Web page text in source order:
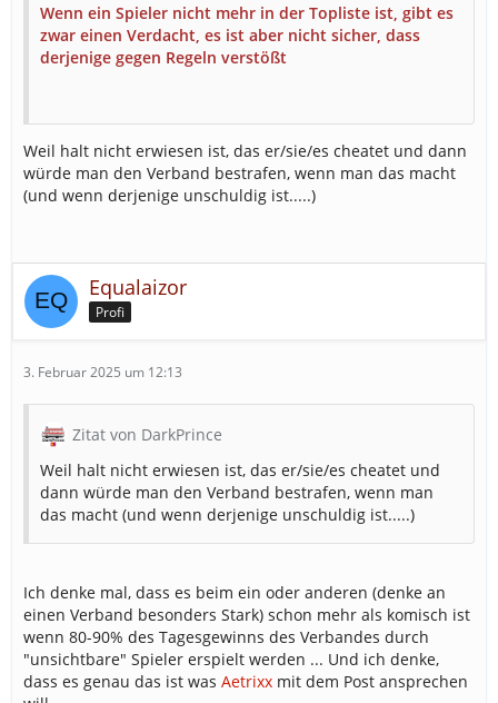
Wenn ein Spieler nicht mehr in der Topliste ist, gibt es
zwar einen Verdacht, es ist aber nicht sicher, dass
derjenige gegen Regeln verstößt
Weil halt nicht erwiesen ist, das er/sie/es cheatet und dann
würde man den Verband bestrafen, wenn man das macht
(und wenn derjenige unschuldig ist.....)
Equalaizor
Profi
3. Februar 2025 um 12:13
Zitat von DarkPrince
Weil halt nicht erwiesen ist, das er/sie/es cheatet und
dann würde man den Verband bestrafen, wenn man
das macht (und wenn derjenige unschuldig ist.....)
Ich denke mal, dass es beim ein oder anderen (denke an
einen Verband besonders Stark) schon mehr als komisch ist
wenn 80-90% des Tagesgewinns des Verbandes durch
"unsichtbare" Spieler erspielt werden ... Und ich denke,
dass es genau das ist was Aetrixx mit dem Post ansprechen